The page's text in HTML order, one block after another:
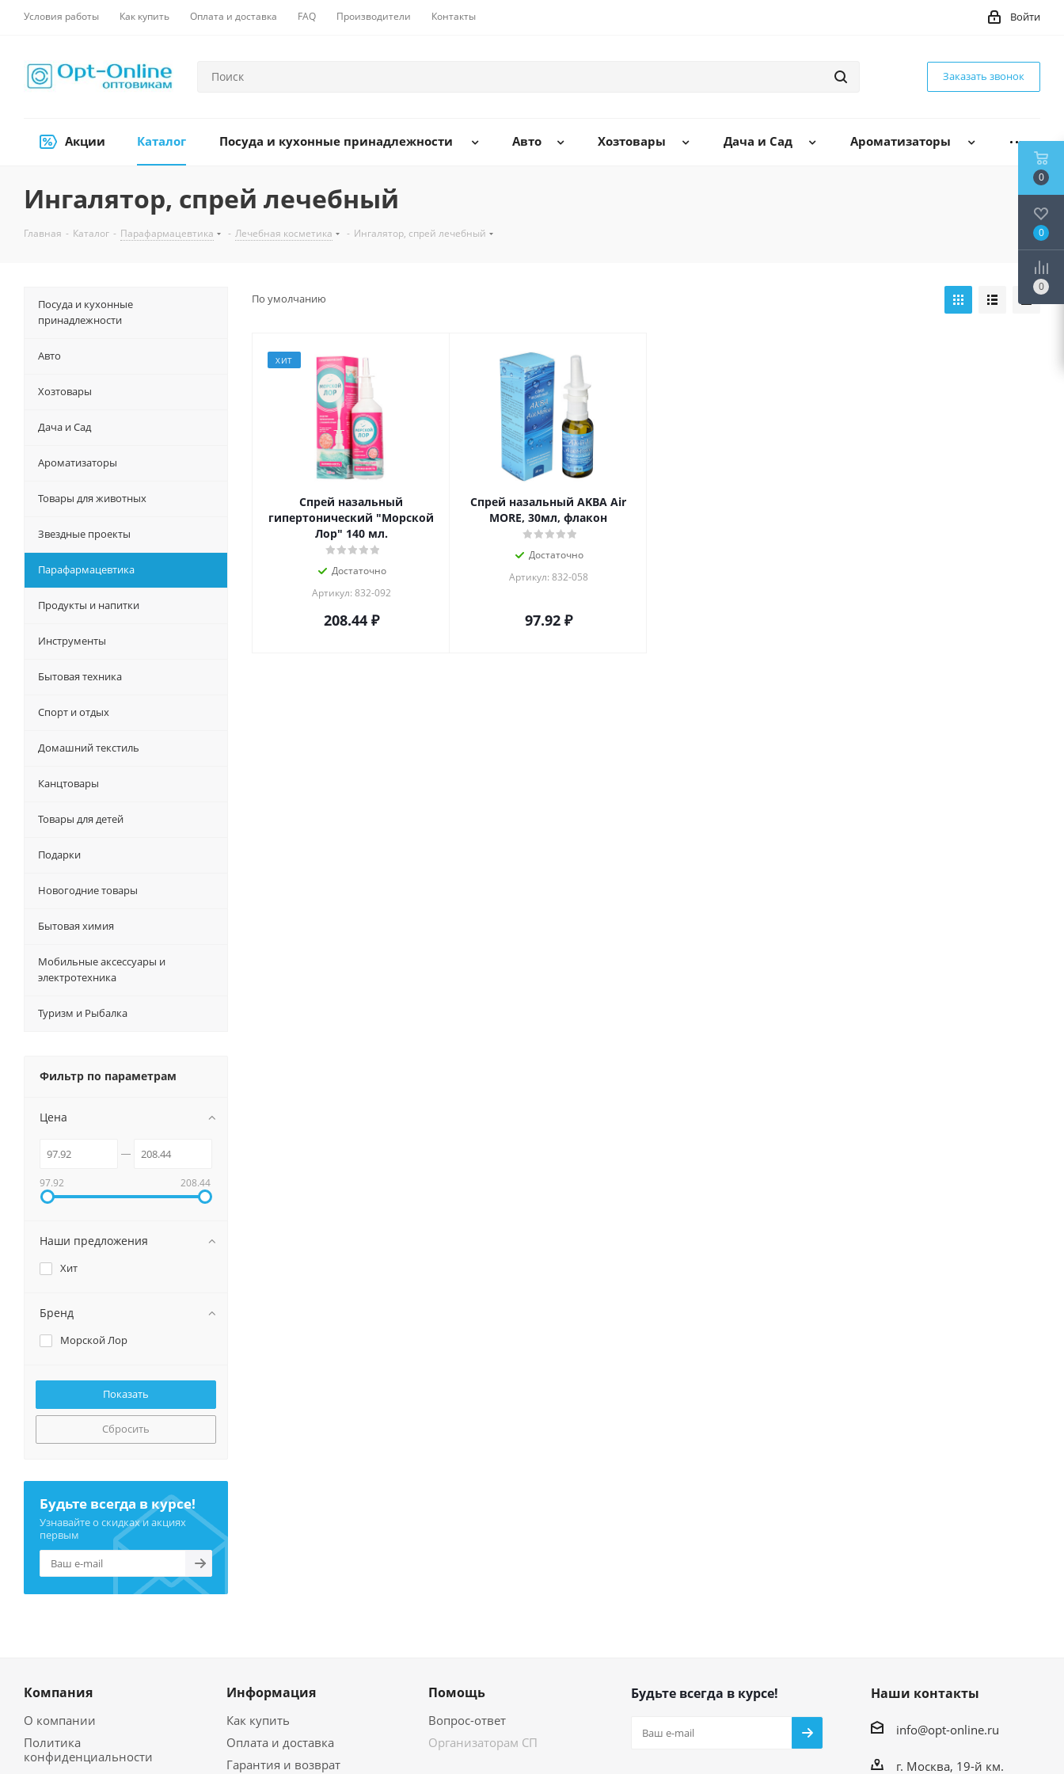
Условия работы Как купить Оплата и доставка FAQ Производители Контакты Войти
Заказать звонок
Акции Каталог Посуда и кухонные принадлежности Авто Хозтовары Дача и Сад Ароматизаторы
Ингалятор, спрей лечебный
Главная - Каталог - Парафармацевтика - Лечебная косметика - Ингалятор, спрей лечебный
По умолчанию
ХИТ
Спрей назальный
гипертонический "Морской
Лор" 140 мл.
Достаточно
Артикул: 832-092
208.44₽
Спрей назальный AKBA Air
MORE, 30мл, флакон
Достаточно
Артикул: 832-058
97.92₽
Посуда и кухонные
принадлежности
Авто
Хозтовары
Дача и Сад
Ароматизаторы
Товары для животных
Звездные проекты
Парафармацевтика
Продукты и напитки
Инструменты
Бытовая техника
Спорт и отдых
Домашний текстиль
Канцтовары
Товары для детей
Подарки
Новогодние товары
Бытовая химия
Мобильные аксессуары и
электротехника
Туризм и Рыбалка
Фильтр по параметрам
Цена
97.92 208.44
Наши предложения
Хит
Бренд
Морской Лор
Сбросить
Будьте всегда в курсе!
Узнавайте о скидках и акциях
первым
Компания
О компании
Политика
конфиденциальности
Информация
Как купить
Оплата и доставка
Гарантия и возврат
Помощь
Вопрос-ответ
Организаторам СП
Будьте всегда в курсе! Наши контакты
info@opt-online.ru
г. Москва, 19-й км.
0
0
0